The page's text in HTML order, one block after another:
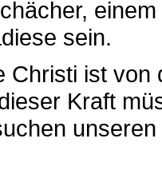
sein.
Christi ist
Kraft